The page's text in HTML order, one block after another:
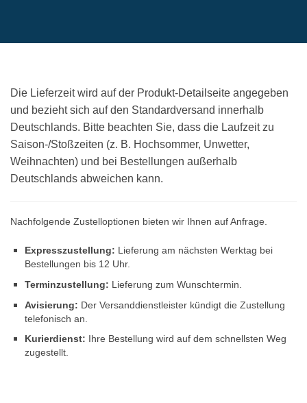
Die Lieferzeit wird auf der Produkt-Detailseite angegeben
und bezieht sich auf den Standardversand innerhalb
Deutschlands. Bitte beachten Sie, dass die Laufzeit zu
Saison-/Stoßzeiten (z. B. Hochsommer, Unwetter,
Weihnachten) und bei Bestellungen außerhalb
Deutschlands abweichen kann.
Nachfolgende Zustelloptionen bieten wir Ihnen auf Anfrage.
Expresszustellung: Lieferung am nächsten Werktag bei
Bestellungen bis 12 Uhr.
Terminzustellung: Lieferung zum Wunschtermin.
Avisierung: Der Versanddienstleister kündigt die Zustellung
telefonisch an.
Kurierdienst: Ihre Bestellung wird auf dem schnellsten Weg
zugestellt.